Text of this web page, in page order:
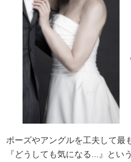
ポーズやアングルを工夫して最
『どうしても気になる...』とい